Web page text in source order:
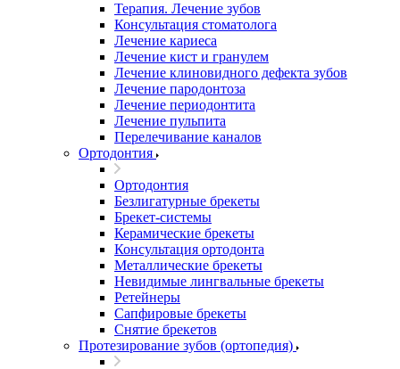
Терапия. Лечение зубов
Консультация стоматолога
Лечение кариеса
Лечение кист и гранулем
Лечение клиновидного дефекта зубов
Лечение пародонтоза
Лечение периодонтита
Лечение пульпита
Перелечивание каналов
Ортодонтия
Ортодонтия
Безлигатурные брекеты
Брекет-системы
Керамические брекеты
Консультация ортодонта
Металлические брекеты
Невидимые лингвальные брекеты
Ретейнеры
Сапфировые брекеты
Снятие брекетов
Протезирование зубов (ортопедия)